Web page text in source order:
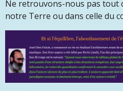
Ne retrouvons-nous pas tout
notre Terre ou dans celle du